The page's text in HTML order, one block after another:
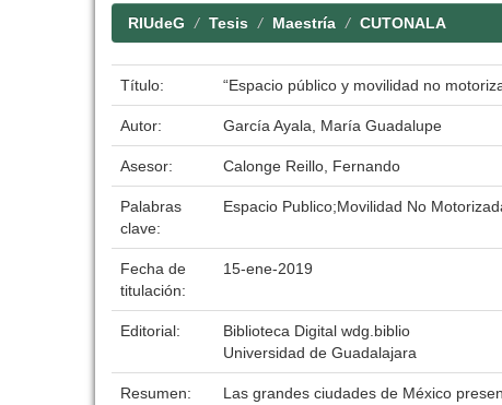
RIUdeG Tesis Maestría CUTONALA
Título: “Espacio público y movilidad no
Autor: García Ayala, María Guadalupe
Asesor: Calonge Reillo, Fernando
Palabras
clave:
Espacio Publico;Movilidad No
Fecha de
titulación:
15-ene-2019
Editorial:
Biblioteca Digital wdg.biblio
Universidad de Guadalajara
Resumen:
Las grandes ciudades de México